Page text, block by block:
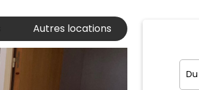
Autres locations